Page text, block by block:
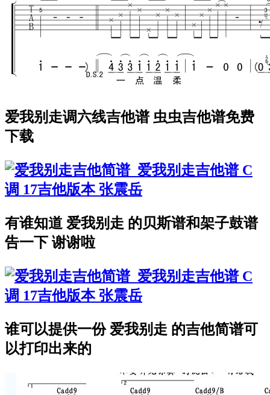
爱我别走调六线吉他谱 虫虫吉他谱免费
下载
有谁知道 爱我别走 的贝斯谱和架子鼓谱
告一下 谢谢啦
谁可以提供一份 爱我别走 的吉他简谱可
以打印出来的